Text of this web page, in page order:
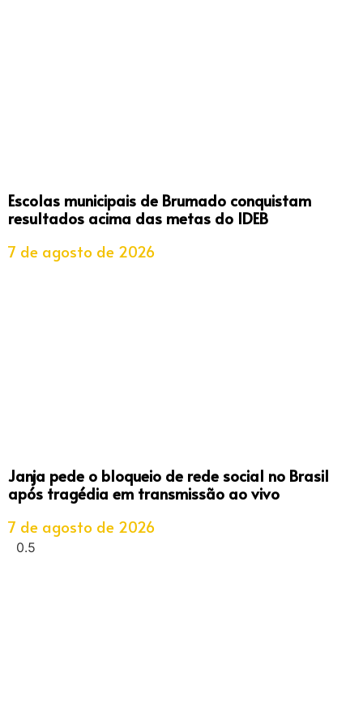
Escolas municipais de Brumado conquistam
resultados acima das metas do IDEB
7 de agosto de 2026
Janja pede o bloqueio de rede social no Brasil
após tragédia em transmissão ao vivo
7 de agosto de 2026